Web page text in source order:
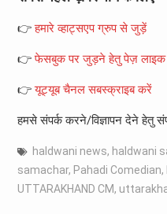
👉हमारे व्हाट्सएप ग्रुप से जुड़ें
👉फेसबुक पर जुड़ने हेतु पेज़
👉यूट्यूब चैनल सबस्क्राइब करें
हमसे संपर्क करने/विज्ञापन देने हेतु
haldwani news, haldwani
samachar, Pahadi Comedian,
UTTARAKHAND CM,